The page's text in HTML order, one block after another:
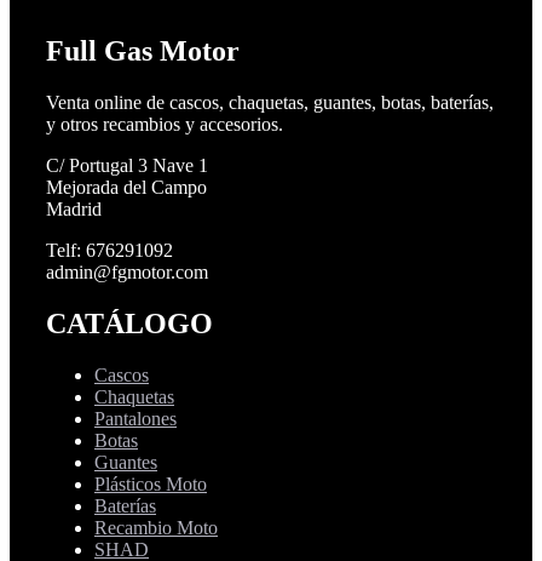
Full Gas Motor
Venta online de cascos, chaquetas, guantes, botas, baterías,
y otros recambios y accesorios.
C/ Portugal 3 Nave 1
Mejorada del Campo
Madrid
Telf: 676291092
admin@fgmotor.com
CATÁLOGO
Cascos
Chaquetas
Pantalones
Botas
Guantes
Plásticos Moto
Baterías
Recambio Moto
SHAD